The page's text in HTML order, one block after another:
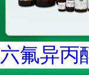
六氟异丙